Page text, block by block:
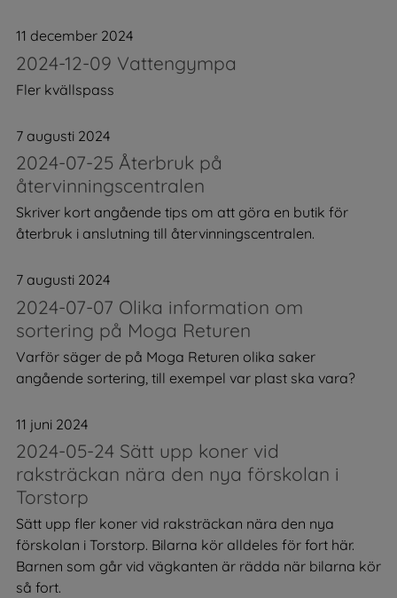
11 december 2024
2024-12-09 Vattengympa
Fler kvällspass
7 augusti 2024
2024-07-25 Återbruk på
återvinningscentralen
Skriver kort angående tips om att göra en butik för
återbruk i anslutning till återvinningscentralen.
7 augusti 2024
2024-07-07 Olika information om
sortering på Moga Returen
Varför säger de på Moga Returen olika saker
angående sortering, till exempel var plast ska vara?
11 juni 2024
2024-05-24 Sätt upp koner vid
raksträckan nära den nya förskolan i
Torstorp
Sätt upp fler koner vid raksträckan nära den nya
förskolan i Torstorp. Bilarna kör alldeles för fort här.
Barnen som går vid vägkanten är rädda när bilarna kör
så fort.